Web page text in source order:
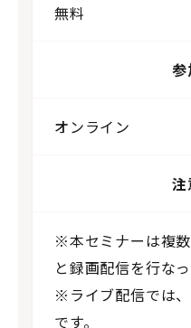
無料
オンライン
※本セミナーは複
と録画配信を行なっ
※ライブ配信では
です。